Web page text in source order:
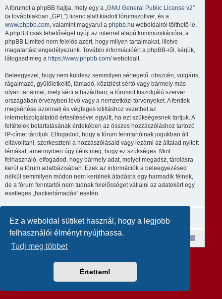
Ez a weboldal sütiket használ, hogy a legjobb
felhasználói élményt nyújthassa.
Tudj meg többet
Értettem!
A fórumot a phpBB hajtja, mely egy a „GNU General Public License v2”
(a továbbiakban „GPL”) licenc alatt kiadott fórumszoftver, és a
www.phpbb.com, valamint magyarul a phpbb.hu weboldalról tölthető le.
A phpBB csak lehetőséget nyújt az internet alapú kommunikációra; a
phpBB Limited nem felelős azért, hogy milyen tartalmakat, illetve
magatartást engedélyezünk. További információért a phpBB-ről, kérjük,
látogasd meg a https://www.phpbb.com/weboldalt.
Beleegyezel, hogy nem küldesz semmilyen sértegető, obszcén, vulgáris,
rágalmazó, gyűlöletkeltő, támadó, közízlést sértő vagy bármely más
olyan tartalmat, mely sérti a hazádban, a fórumot kiszolgáló szerver
országában érvényben lévő vagy a nemzetközi törvényeket. A fentiek
megsértése azonnali és végleges kitiltáshoz vezethet az
internetszolgáltatód értesítésével együtt, ha ezt szükségesnek tartjuk. A
feltételek betartatásának érdekében az összes hozzászóláshoz tartozó
IP-címet tároljuk. Elfogadod, hogy a fórum fenntartóinak jogukban áll
eltávolítani, szerkeszteni a hozzászólásaid vagy lezárni az általad nyitott
témákat, amennyiben úgy ítélik meg, hogy ez szükséges. Mint
felhasználó, elfogadod, hogy bármely adat, melyet megadsz, tárolásra
kerül a fórum adatbázisában. Ezek az információk a beleegyezésed
nélkül semmilyen módon nem kerülnek átadásra egy harmadik félnek,
de a fórum fenntartói nem tudnak felelősséget vállalni az adatokért egy
esetleges „hackertámadás” esetén.
Magyar fordítás ©Magyar phpBB Közösség